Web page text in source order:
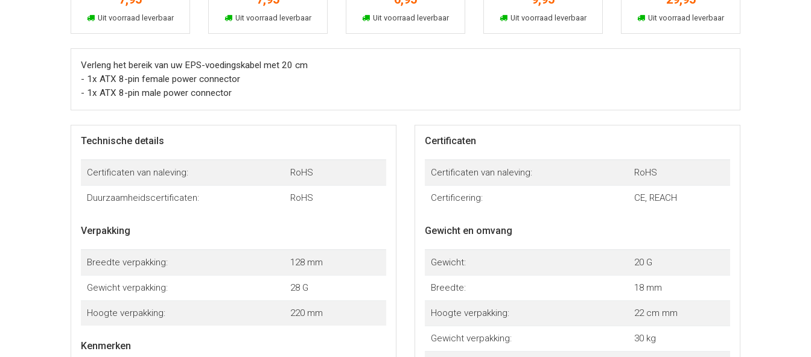
Uit voorraad leverbaar
In winkelmand Uit voorraad leverbaar
In winkelmand Uit voorraad leverbaar
In winkelmand Uit voorraad leverbaar
In winkelmand Uit voorraad leverbaar
In winkelmand
Verleng het bereik van uw EPS-voedingskabel met 20 cm
- 1x ATX 8-pin female power connector
- 1x ATX 8-pin male power connector
Technische details
Certificaten van naleving: RoHS
Duurzaamheidscertificaten: RoHS
Verpakking
Breedte verpakking: 128 mm
Gewicht verpakking: 28 G
Hoogte verpakking: 220 mm
Kenmerken
Certificaten
Certificaten van naleving: RoHS
Certificering: CE, REACH
Gewicht en omvang
Gewicht: 20 G
Breedte: 18 mm
Hoogte verpakking: 22 cm mm
Gewicht verpakking: 30 kg